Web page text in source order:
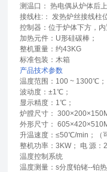
测温口： 热电偶从炉体后
接线柱:： 发热炉丝接线柱
控制器：位于炉体下方，
加热元件：U形硅碳棒；
整机重量：约43KG
标准包装：木箱
产品技术参数
温度范围：100 ~ 1300℃；
波动度：±1℃；
显示精度：1℃；
炉膛尺寸：
外形尺寸：
升温速度：≤50℃/min；（
整机功率：3KW； 电 源：
温度控制系统
温度测量：s分度铂铑--铂热